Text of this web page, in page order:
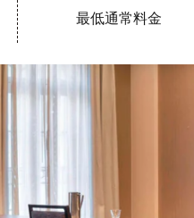
最低通常料金